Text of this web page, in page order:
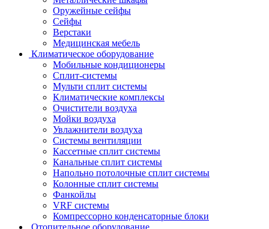
Оружейные сейфы
Сейфы
Верстаки
Медицинская мебель
Климатическое оборудование
Мобильные кондиционеры
Сплит-системы
Мульти сплит системы
Климатические комплексы
Очистители воздуха
Мойки воздуха
Увлажнители воздуха
Системы вентиляции
Кассетные сплит системы
Канальные сплит системы
Напольно потолочные сплит системы
Колонные сплит системы
Фанкойлы
VRF системы
Компрессорно конденсаторные блоки
Отопительное оборудование